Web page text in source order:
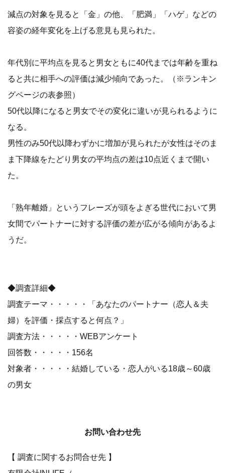
減点の対象を見ると「金」の他、「肥満」「ハゲ」などの
容姿の経年変化を上げる意見も見られた。
年代別に平均点を見ると男女ともに40代までは年齢を重ね
ると共に相手への評価は減少傾向であった。（※ランキン
グページの表参照）
50代以降になると男女でその変化に違いが見られるように
なる。
男性のみ50代以降わずかに増加が見られたが女性はそのま
ま下降線をたどり男女の平均点の差は10点近くまで開い
た。
「熟年離婚」というフレーズが頭をよぎる世代において男
女間でパートナーに対する評価の差が広がる傾向があるよ
うだ。
◆調査詳細◆
調査テーマ・・・・・「あなたのパートナー（恋人＆夫
婦）を評価・採点すると何点？」
調査方法・・・・・WEBアンケート
回答数・・・・・156名
対象者・・・・・結婚している・恋人がいる18歳～60歳
の男女
お問い合わせ先
【 調査に関するお問合せ先 】